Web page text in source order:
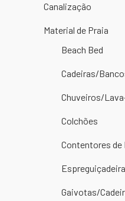
Canalização
Material de Praia
Beach Bed
Cadeiras/
Chuveiros/
Colchões
Contentores de
Gaivotas/